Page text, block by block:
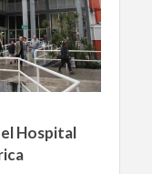
Hospital